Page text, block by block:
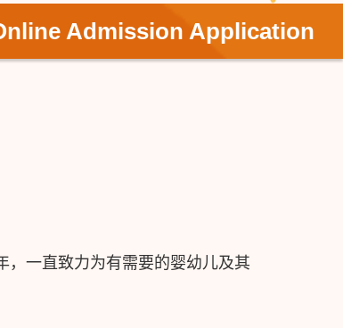
Admission Application
，一直致力为有需要的婴幼儿及其